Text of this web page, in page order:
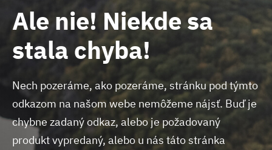
Ale nie! Niekde sa
stala chyba!
Nech pozeráme, ako pozeráme, stránku pod týmto
odkazom na našom webe nemôžeme nájsť. Buď je
chybne zadaný odkaz, alebo je požadovaný
produkt vypredaný, alebo u nás táto stránka